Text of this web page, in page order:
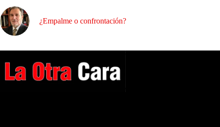
¿Empalme o confrontación?